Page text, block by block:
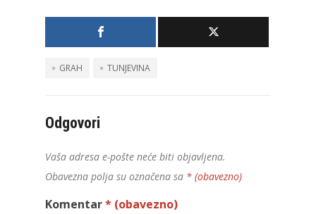
GRAH TUNJEVINA
Odgovori
Vaša adresa e-pošte neće biti objavljena.
Obavezna polja su označena sa * (obavezno)
Komentar* (obavezno)